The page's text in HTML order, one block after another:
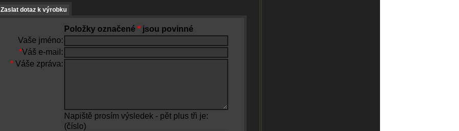
Zaslat dotaz k výrobku
Položky označené * jsou povinné
Vaše jméno:
*Váš e-mail:
* Váše zpráva:
Napiště prosím výsledek - pět plus tři je:
(číslo)